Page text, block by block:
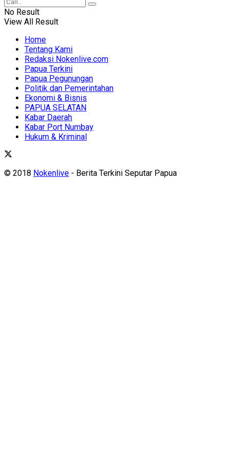
No Result
View All Result
Home
Tentang Kami
Redaksi Nokenlive.com
Papua Terkini
Papua Pegunungan
Politik dan Pemerintahan
Ekonomi & Bisnis
PAPUA SELATAN
Kabar Daerah
Kabar Port Numbay
Hukum & Kriminal
© 2018 Nokenlive - Berita Terkini Seputar Papua